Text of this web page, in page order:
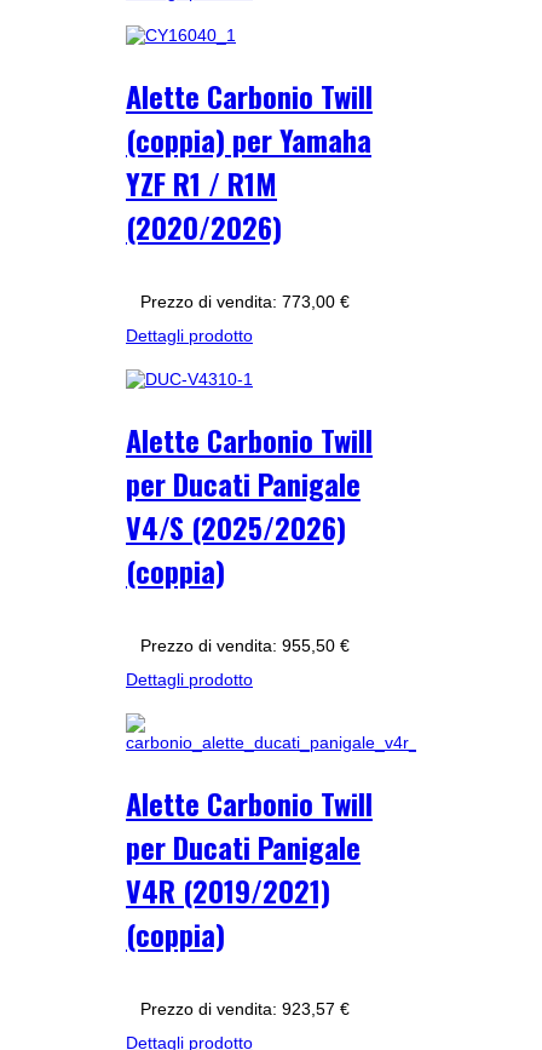
Alette Carbonio Twill
(coppia) per Yamaha
YZF R1 / R1M
(2020/2026)
Prezzo di vendita: 773,00 €
Dettagli prodotto
Alette Carbonio Twill
per Ducati Panigale
V4/S (2025/2026)
(coppia)
Prezzo di vendita: 955,50 €
Dettagli prodotto
Alette Carbonio Twill
per Ducati Panigale
V4R (2019/2021)
(coppia)
Prezzo di vendita: 923,57 €
Dettagli prodotto